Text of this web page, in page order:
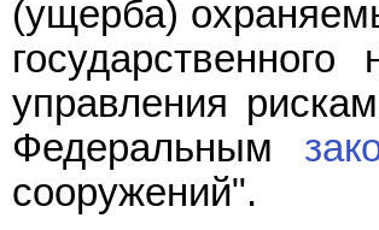
(ущерба)
управления
Федеральным
сооружений".